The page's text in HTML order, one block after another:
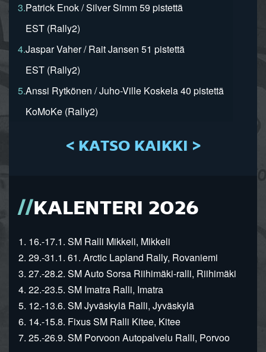
3.Patrick Enok / Silver Simm 59 pistettä
EST (Rally2)
4.Jaspar Vaher / Rait Jansen 51 pistettä
EST (Rally2)
5.Anssi Rytkönen / Juho-Ville Koskela 40 pistettä
KoMoKe (Rally2)
< KATSO KAIKKI >
KALENTERI 2026
1. 16.-17.1. SM Ralli Mikkeli, Mikkeli
2. 29.-31.1. 61. Arctic Lapland Rally, Rovaniemi
3. 27.-28.2. SM Auto Sorsa Riihimäki-ralli, Riihimäki
4. 22.-23.5. SM Imatra Ralli, Imatra
5. 12.-13.6. SM Jyväskylä Ralli, Jyväskylä
6. 14.-15.8. Fixus SM Ralli Kitee, Kitee
7. 25.-26.9. SM Porvoon Autopalvelu Ralli, Porvoo